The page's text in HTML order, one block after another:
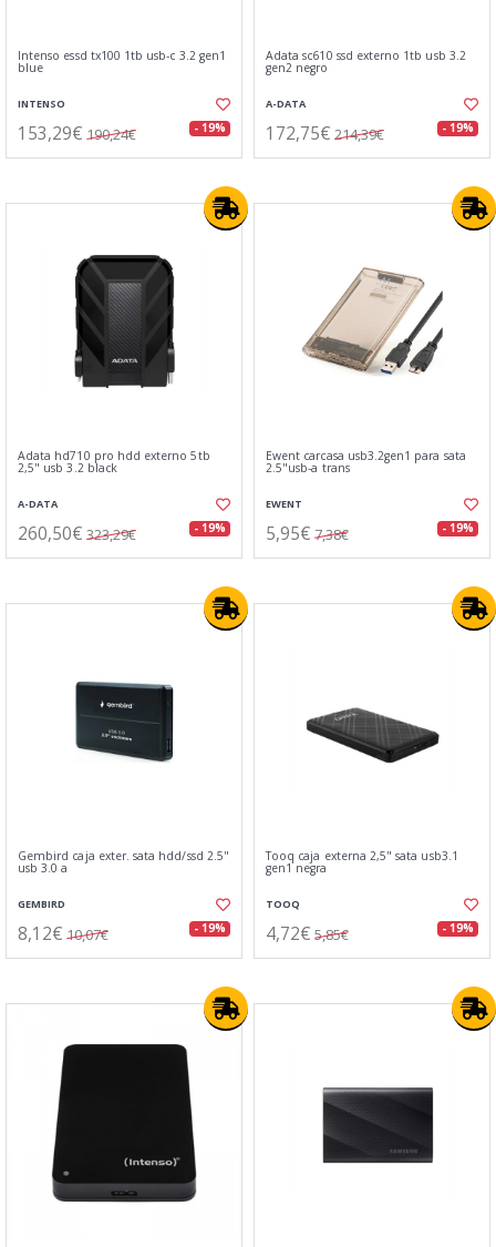
Intenso essd tx100 1tb usb-c 3.2 gen1
blue
INTENSO
153,29€ 190,24€ - 19%
Adata sc610 ssd externo 1tb usb 3.2
gen2 negro
A-DATA
172,75€ 214,39€ - 19%
Adata hd710 pro hdd externo 5tb
2,5" usb 3.2 black
A-DATA
260,50€ 323,29€ - 19%
Ewent carcasa usb3.2gen1 para sata
2.5"usb-a trans
EWENT
5,95€ 7,38€ - 19%
Gembird caja exter. sata hdd/ssd 2.5"
usb 3.0 a
GEMBIRD
8,12€ 10,07€ - 19%
Tooq caja externa 2,5" sata usb3.1
gen1 negra
TOOQ
4,72€ 5,85€ - 19%